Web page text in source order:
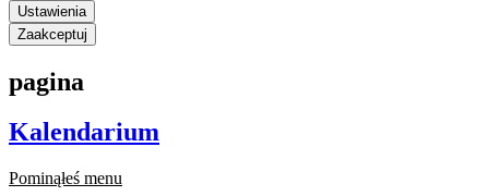
Ustawienia
Zaakceptuj
pagina
Kalendarium
Pominąłeś menu